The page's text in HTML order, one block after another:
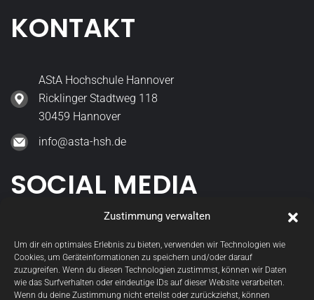
Zustimmung verwalten
Um dir ein optimales Erlebnis zu bieten, verwenden wir Technologien wie
Cookies, um Geräteinformationen zu speichern und/oder darauf
zuzugreifen. Wenn du diesen Technologien zustimmst, können wir Daten
wie das Surfverhalten oder eindeutige IDs auf dieser Website verarbeiten.
Wenn du deine Zustimmung nicht erteilst oder zurückziehst, können
KONTAKT
AStA Hochschule Hannover
Ricklinger Stadtweg 118
30459 Hannover
info@asta-hsh.de
SOCIAL MEDIA
StudGremien